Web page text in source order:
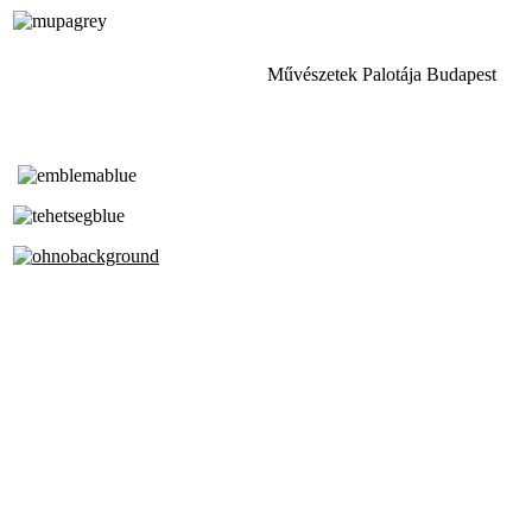
Művészetek Palotája Budapest